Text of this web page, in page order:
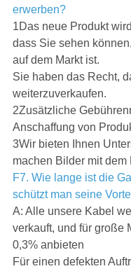
erwerben?
1Das neue Produkt
dass Sie sehen
auf dem Markt ist.
Sie haben das Recht,
weiterzuverkaufen.
2Zusätzliche
Anschaffung von
3Wir bieten Ihnen
machen Bilder mit dem
F7. Wie lange ist die
schützt man seine
A: Alle unsere Kabel
verkauft, und für große
0,3% anbieten
Für einen defekten